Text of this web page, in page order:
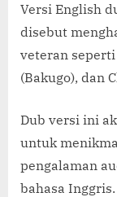
Versi English
disebut
veteran
(Bakugo), dan
Dub versi ini
untuk
pengalaman
bahasa Inggris.